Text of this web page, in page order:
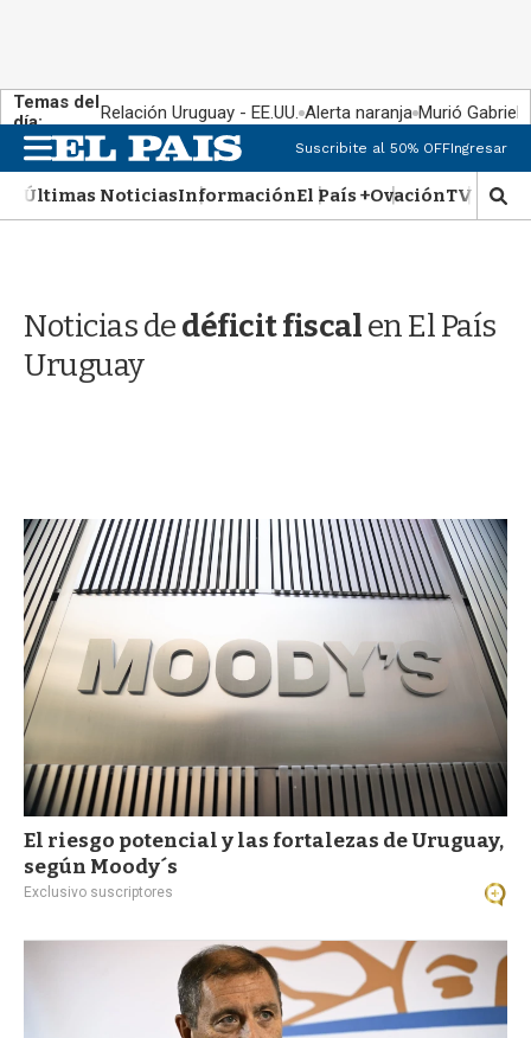
Temas del
día:
Relación Uruguay - EE.UU. Alerta naranja Murió Gabriel
M
e
n
u
Suscribite al 50% OFFIngresar
Últimas NoticiasInformaciónEl País +OvaciónTV Show
M
o
d
a
Noticias dedéficit fiscalen El País
Uruguay
El riesgo potencial y las fortalezas de Uruguay,
según Moody´s
Exclusivo suscriptores